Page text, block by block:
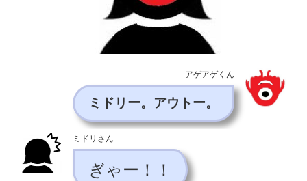
アゲアゲくん
ミドリー。アウトー。
ミドリさん
ぎゃー！！